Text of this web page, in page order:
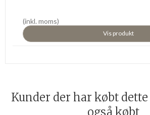
(inkl. moms)
Vis produkt
Kunder der har købt
også købt